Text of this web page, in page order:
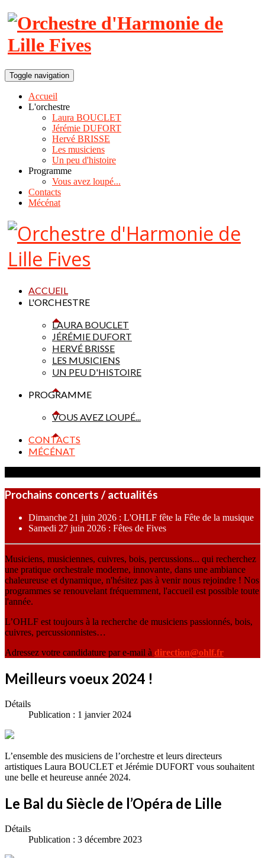
Toggle navigation
Accueil
L'orchestre
Laura BOUCLET
Jérémie DUFORT
Hervé BRISSE
Les musiciens
Un peu d'histoire
Programme
Vous avez loupé...
Contacts
Mécénat
ACCUEIL
L'ORCHESTRE
LAURA BOUCLET
JÉRÉMIE DUFORT
HERVÉ BRISSE
LES MUSICIENS
UN PEU D'HISTOIRE
PROGRAMME
VOUS AVEZ LOUPÉ...
CONTACTS
MÉCÉNAT
Prochains concerts / actualités
Dimanche 21 juin 2026 : L'OHLF fête la Fête de la musique
Samedi 27 juin 2026 : Fêtes de Fives
Musiciens, musiciennes, cuivres, bois, percussions... qui recherchez
une pratique orchestrale moderne, innovante, dans une ambiance
chaleureuse et dynamique, n'hésitez pas à venir nous rejoindre ! Nos
programmes se renouvelant fréquemment, l'accueil est possible toute
l'année.
L’OHLF est toujours à la recherche de musiciens passionnés, bois,
cuivres, percussionnistes…
Adressez votre candidature par e-mail à direction@ohlf.fr
Meilleurs voeux 2024 !
Détails
Publication : 1 janvier 2024
L’ensemble des musiciens de l’orchestre et leurs directeurs
artistiques Laura BOUCLET et Jérémie DUFORT vous souhaitent
une belle et heureuse année 2024.
Le Bal du Siècle de l’Opéra de Lille
Détails
Publication : 3 décembre 2023